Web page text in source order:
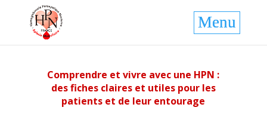
Comprendre et vivre avec une HPN :
des fiches claires et utiles pour les
patients et de leur entourage